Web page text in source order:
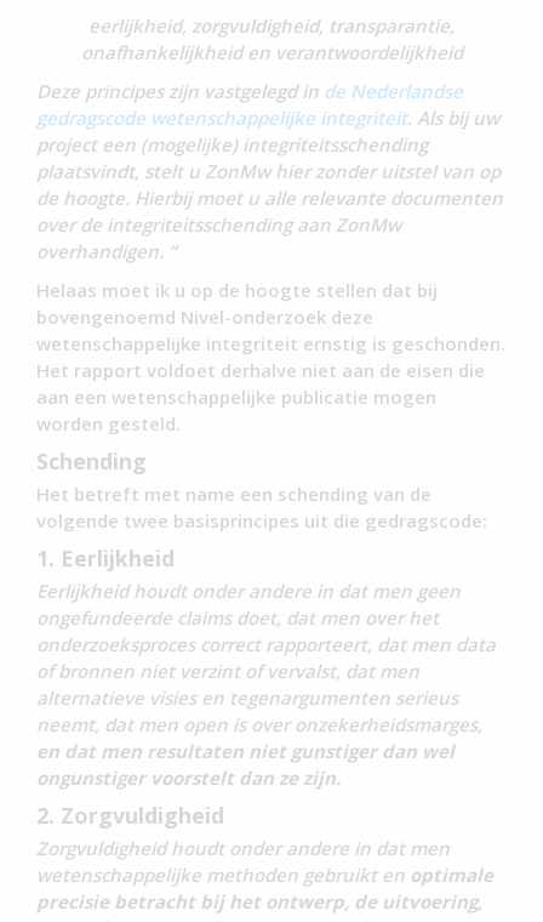
eerlijkheid, zorgvuldigheid, transparantie,
onafhankelijkheid en verantwoordelijkheid
Deze principes zijn vastgelegd in de Nederlandse
gedragscode wetenschappelijke integriteit. Als bij uw
project een (mogelijke) integriteitsschending
plaatsvindt, stelt u ZonMw hier zonder uitstel van op
de hoogte. Hierbij moet u alle relevante documenten
over de integriteitsschending aan ZonMw
overhandigen. “
Helaas moet ik u op de hoogte stellen dat bij
bovengenoemd Nivel-onderzoek deze
wetenschappelijke integriteit ernstig is geschonden.
Het rapport voldoet derhalve niet aan de eisen die
aan een wetenschappelijke publicatie mogen
worden gesteld.
Schending
Het betreft met name een schending van de
volgende twee basisprincipes uit die gedragscode:
1. Eerlijkheid
Eerlijkheid houdt onder andere in dat men geen
ongefundeerde claims doet, dat men over het
onderzoeksproces correct rapporteert, dat men data
of bronnen niet verzint of vervalst, dat men
alternatieve visies en tegenargumenten serieus
neemt, dat men open is over onzekerheidsmarges,
en dat men resultaten niet gunstiger dan wel
ongunstiger voorstelt dan ze zijn.
2. Zorgvuldigheid
Zorgvuldigheid houdt onder andere in dat men
wetenschappelijke methoden gebruikt en optimale
precisie betracht bij het ontwerp, de uitvoering,